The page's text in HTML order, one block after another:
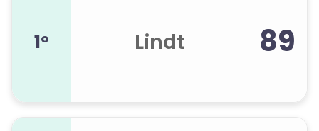
1º Lindt 89